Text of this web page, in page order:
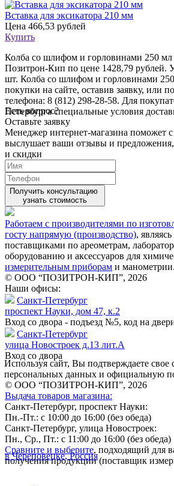
Вставка для эксикатора 210 мм
Цена 466,53 рублей
Купить
Колба со шлифом и горловинами 250 мл
Позитрон-Кип по цене 1428,79 рублей.
шт. Колба со шлифом и горловинами
покупки на сайте, оставив заявку, или
телефона: 8 (812) 298-28-58. Для
Петербурга специальные условия
Есть вопрос?
Оставьте заявку
Менеджер интернет-магазина поможет
выслушает ваши отзывы и
и скидки
Получить консультацию
узнать стоимость
Работаем с производителями по
госту напрямую (производство),
поставщиками по ареометрам,
оборудованию и аксессуаров для
измерительным приборам и манометрии.
© ООО “ПОЗИТРОН-КИП”, 2026
Наши офисы:
Санкт-Петербург
проспект Науки, дом 47, к.2
Вход со двора - подъезд №5, код на
Санкт-Петербург
улица Новостроек д.13 лит.А
Вход со двора
Используя сайт, Вы подтверждаете свое
персональных данных и официальную
© ООО “ПОЗИТРОН-КИП”, 2026
Выдача товаров магазина:
Санкт-Петербург, проспект Науки:
Пн.-Пт.: с 10:00 до 16:00 (без обеда)
Санкт-Петербург, улица Новостроек:
Пн., Ср., Пт.: с 11:00 до 16:00 (без обеда)
Сравните и выберите, подходящий для
получения продукции (поставщик
в Череповецке, Россия